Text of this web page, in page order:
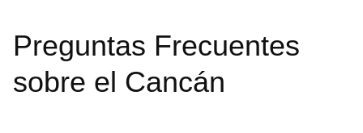
Preguntas Frecuentes
sobre el Cancán